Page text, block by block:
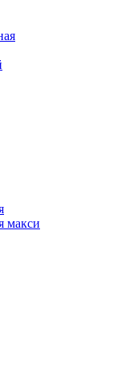
макси